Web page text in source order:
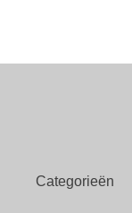
Categorieën